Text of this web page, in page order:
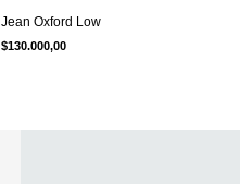
Jean Oxford Low
$130.000,00